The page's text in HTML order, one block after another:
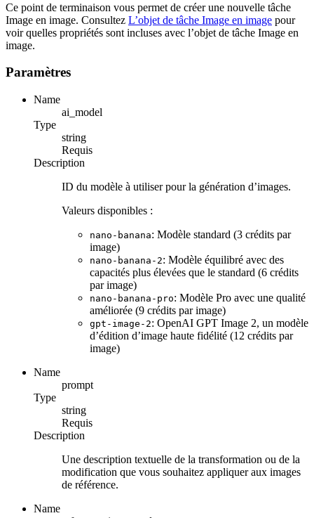
Ce point de terminaison vous permet de créer une nouvelle tâche
Image en image. Consultez L’objet de tâche Image en image pour
voir quelles propriétés sont incluses avec l’objet de tâche Image en
image.
Paramètres
Name
ai_model
Type
string
Requis
Description
ID du modèle à utiliser pour la génération d’images.
Valeurs disponibles :
nano-banana: Modèle standard (3 crédits par
image)
nano-banana-2: Modèle équilibré avec des
capacités plus élevées que le standard (6 crédits
par image)
nano-banana-pro: Modèle Pro avec une qualité
améliorée (9 crédits par image)
gpt-image-2: OpenAI GPT Image 2, un modèle
d’édition d’image haute fidélité (12 crédits par
image)
Name
prompt
Type
string
Requis
Description
Une description textuelle de la transformation ou de la
modification que vous souhaitez appliquer aux images
de référence.
Name